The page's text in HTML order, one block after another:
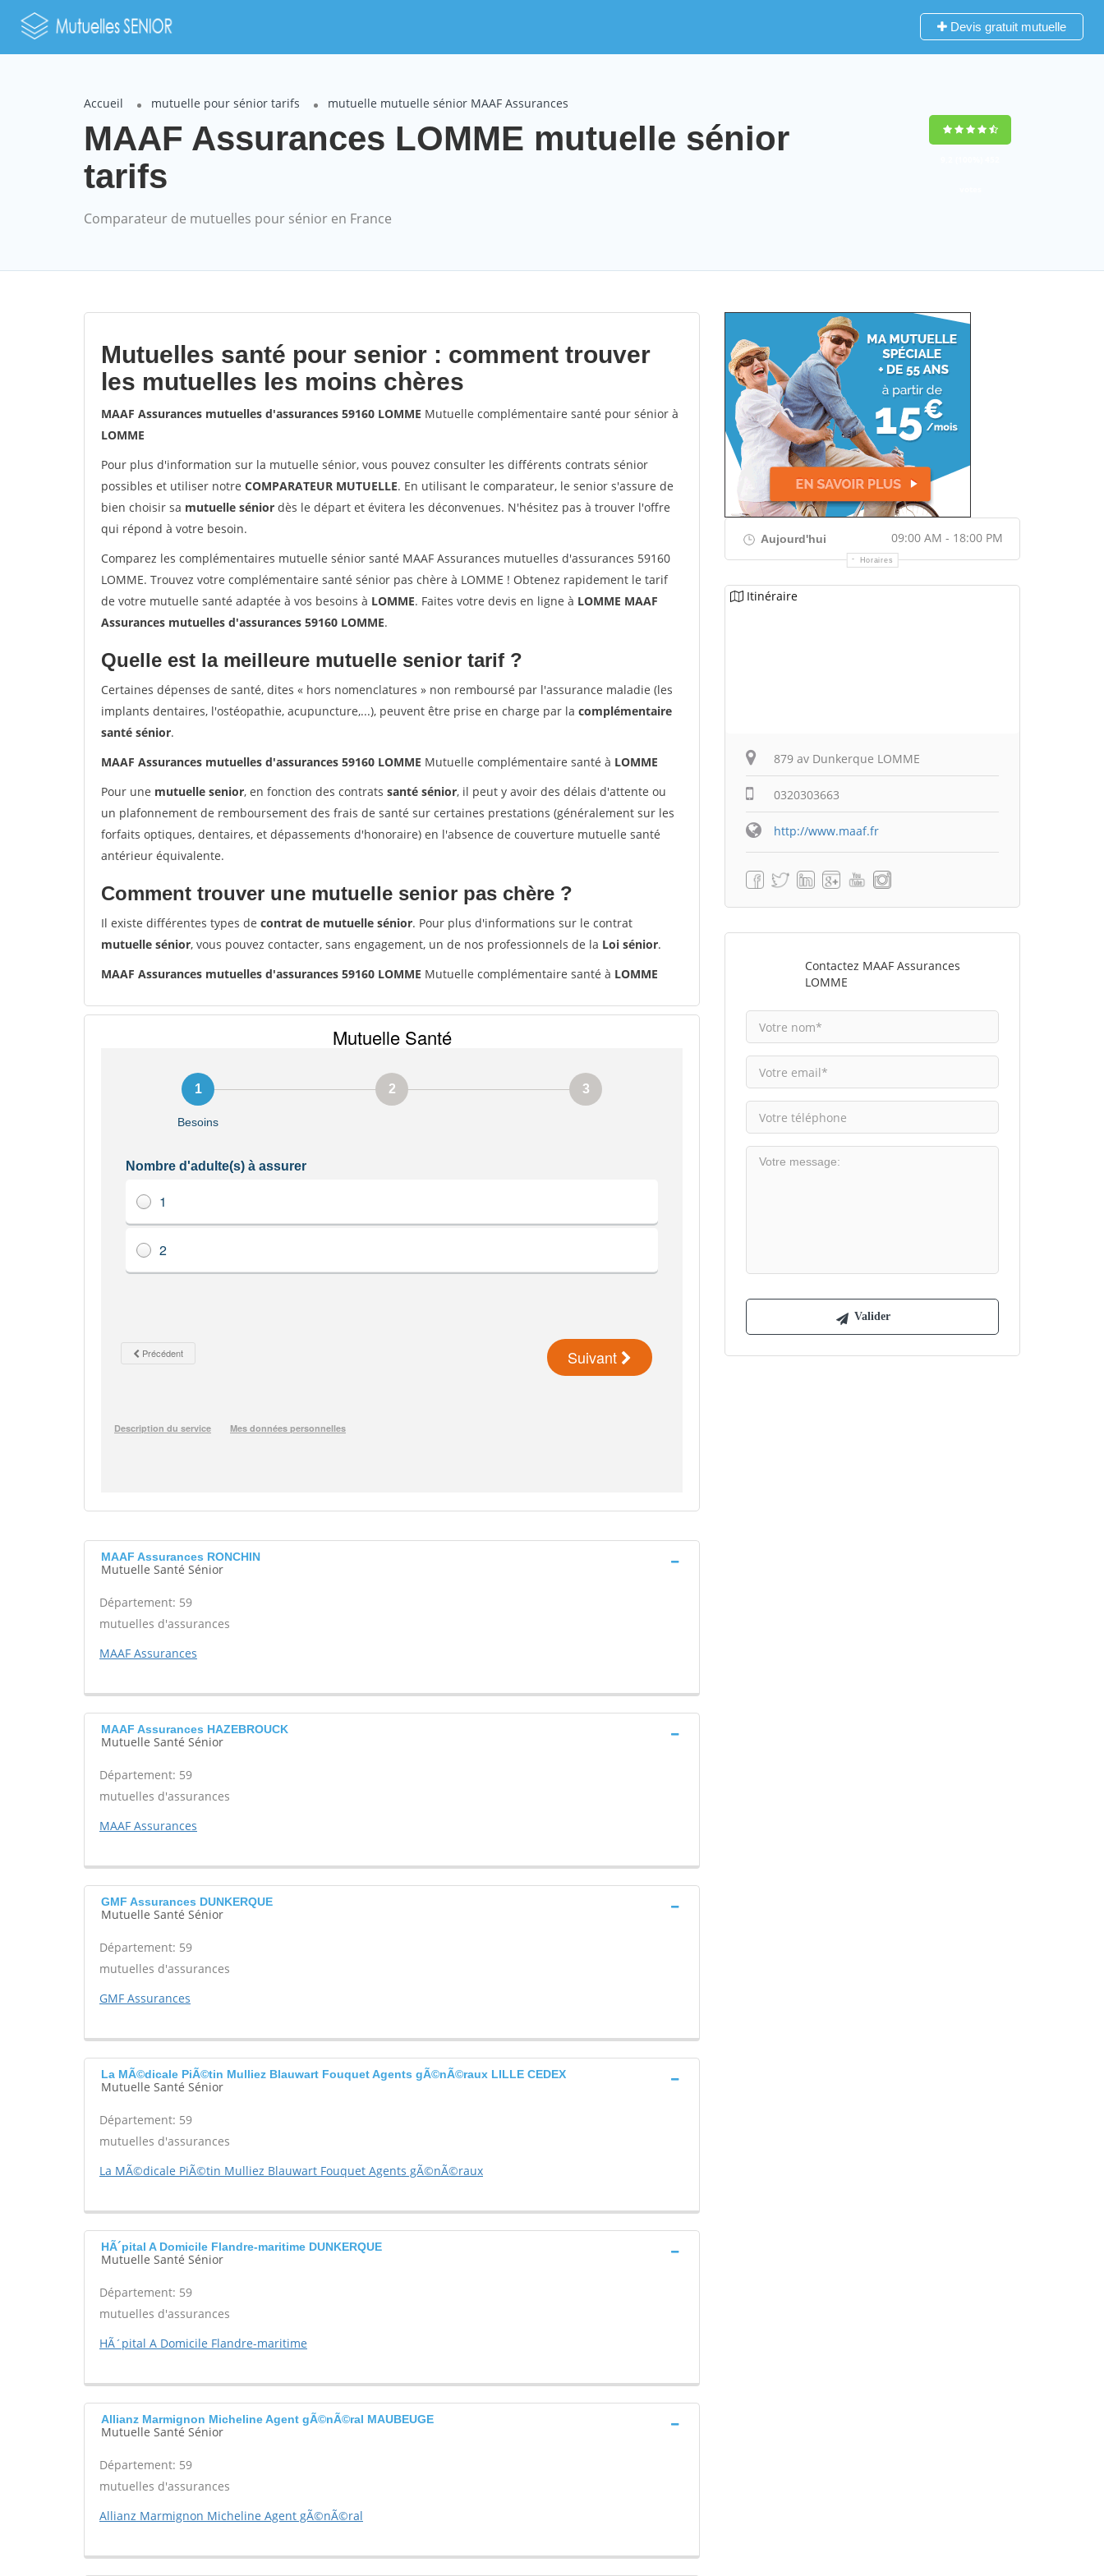
Devis gratuit mutuelle
Accueil mutuelle pour sénior tarifs mutuelle mutuelle sénior MAAF Assurances
MAAF Assurances LOMME mutuelle sénior
tarifs
Comparateur de mutuelles pour sénior en France
Mutuelles santé pour senior : comment trouver
les mutuelles les moins chères
MAAF Assurances mutuelles d'assurances 59160 LOMME Mutuelle complémentaire santé pour sénior à
LOMME
Pour plus d'information sur la mutuelle sénior, vous pouvez consulter les différents contrats sénior
possibles et utiliser notre COMPARATEUR MUTUELLE. En utilisant le comparateur, le senior s'assure de
bien choisir sa mutuelle sénior dès le départ et évitera les déconvenues. N'hésitez pas à trouver l'offre
qui répond à votre besoin.
Comparez les complémentaires mutuelle sénior santé MAAF Assurances mutuelles d'assurances 59160
LOMME. Trouvez votre complémentaire santé sénior pas chère à LOMME ! Obtenez rapidement le tarif
de votre mutuelle santé adaptée à vos besoins à LOMME. Faites votre devis en ligne à LOMME MAAF
Assurances mutuelles d'assurances 59160 LOMME.
Quelle est la meilleure mutuelle senior tarif ?
Certaines dépenses de santé, dites « hors nomenclatures » non remboursé par l'assurance maladie (les
implants dentaires, l'ostéopathie, acupuncture,...), peuvent être prise en charge par la complémentaire
santé sénior.
MAAF Assurances mutuelles d'assurances 59160 LOMME Mutuelle complémentaire santé à LOMME
Pour une mutuelle senior, en fonction des contrats santé sénior, il peut y avoir des délais d'attente ou
un plafonnement de remboursement des frais de santé sur certaines prestations (généralement sur les
forfaits optiques, dentaires, et dépassements d'honoraire) en l'absence de couverture mutuelle santé
antérieur équivalente.
Comment trouver une mutuelle senior pas chère ?
Il existe différentes types de contrat de mutuelle sénior. Pour plus d'informations sur le contrat
mutuelle sénior, vous pouvez contacter, sans engagement, un de nos professionnels de la Loi sénior.
MAAF Assurances mutuelles d'assurances 59160 LOMME Mutuelle complémentaire santé à LOMME
MAAF Assurances RONCHIN
Mutuelle Santé Sénior
Département: 59
mutuelles d'assurances
MAAF Assurances
MAAF Assurances HAZEBROUCK
Mutuelle Santé Sénior
Département: 59
mutuelles d'assurances
MAAF Assurances
GMF Assurances DUNKERQUE
Mutuelle Santé Sénior
Département: 59
mutuelles d'assurances
GMF Assurances
La MÃ©dicale PiÃ©tin Mulliez Blauwart Fouquet Agents gÃ©nÃ©raux LILLE CEDEX
Mutuelle Santé Sénior
Département: 59
mutuelles d'assurances
La MÃ©dicale PiÃ©tin Mulliez Blauwart Fouquet Agents gÃ©nÃ©raux
HÃ´pital A Domicile Flandre-maritime DUNKERQUE
Mutuelle Santé Sénior
Département: 59
mutuelles d'assurances
HÃ´pital A Domicile Flandre-maritime
Allianz Marmignon Micheline Agent gÃ©nÃ©ral MAUBEUGE
Mutuelle Santé Sénior
Département: 59
mutuelles d'assurances
Allianz Marmignon Micheline Agent gÃ©nÃ©ral
Aujourd'hui 09:00 AM - 18:00 PM
Horaires
Itinéraire
879 av Dunkerque LOMME
0320303663
http://www.maaf.fr
Contactez MAAF Assurances
LOMME